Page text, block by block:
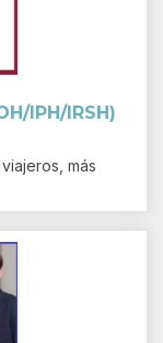
IPH/IRSH)
más